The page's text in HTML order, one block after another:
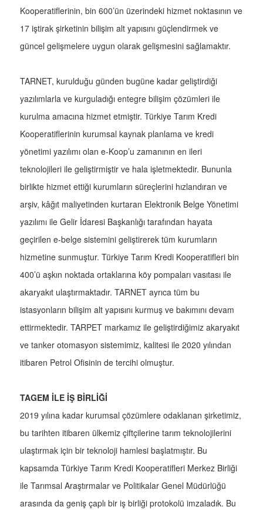
Kooperatiflerinin, bin 600’ün üzerindeki hizmet noktasının ve
17 iştirak şirketinin bilişim alt yapısını güçlendirmek ve
güncel gelişmelere uygun olarak gelişmesini sağlamaktır.
TARNET, kurulduğu günden bugüne kadar geliştirdiği
yazılımlarla ve kurguladığı entegre bilişim çözümleri ile
kurulma amacına hizmet etmiştir. Türkiye Tarım Kredi
Kooperatiflerinin kurumsal kaynak planlama ve kredi
yönetimi yazılımı olan e-Koop’u zamanının en ileri
teknolojileri ile geliştirmiştir ve hala işletmektedir. Bununla
birlikte hizmet ettiği kurumların süreçlerini hızlandıran ve
arşiv, kâğıt maliyetinden kurtaran Elektronik Belge Yönetimi
yazılımı ile Gelir İdaresi Başkanlığı tarafından hayata
geçirilen e-belge sistemini geliştirerek tüm kurumların
hizmetine sunmuştur. Türkiye Tarım Kredi Kooperatifleri bin
400’ü aşkın noktada ortaklarına köy pompaları vasıtası ile
akaryakıt ulaştırmaktadır. TARNET ayrıca tüm bu
istasyonların bilişim alt yapısını kurmuş ve bakımını devam
ettirmektedir. TARPET markamız ile geliştirdiğimiz akaryakıt
ve tanker otomasyon sistemimiz, kalitesi ile 2020 yılından
itibaren Petrol Ofisinin de tercihi olmuştur.
TAGEM İLE İŞ BİRLİĞİ
2019 yılına kadar kurumsal çözümlere odaklanan şirketimiz,
bu tarihten itibaren ülkemiz çiftçilerine tarım teknolojilerini
ulaştırmak için bir teknoloji hamlesi başlatmıştır. Bu
kapsamda Türkiye Tarım Kredi Kooperatifleri Merkez Birliği
ile Tarımsal Araştırmalar ve Politikalar Genel Müdürlüğü
arasında da geniş çaplı bir iş birliği protokolü imzaladık. Bu